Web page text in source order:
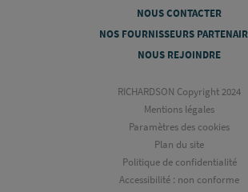
NOUS CONTACTER
NOS FOURNISSEURS
NOUS REJOINDRE
RICHARDSON Copyright 2024
Mentions légales
Paramètres des cookies
Plan du site
Politique de confidentialité
Accessibilité : non conforme